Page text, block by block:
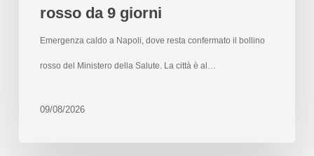
rosso da 9 giorni
Emergenza caldo a Napoli, dove resta confermato il bollino
rosso del Ministero della Salute. La città è al…
09/08/2026